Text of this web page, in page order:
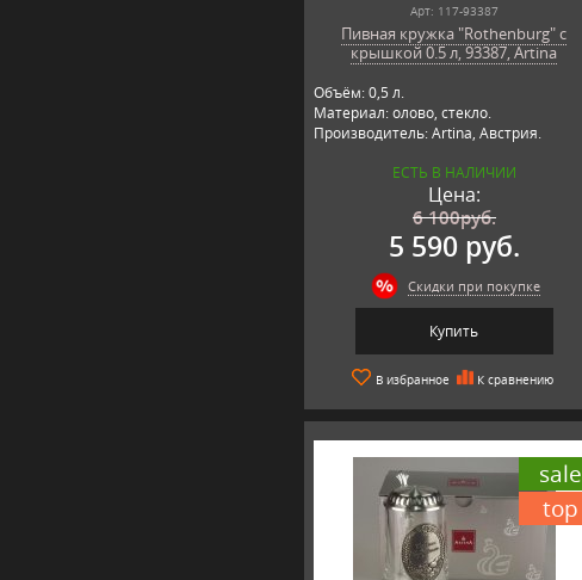
Арт: 117-93387
Пивная кружка "Rothenburg" с
крышкой 0.5 л, 93387, Artina
Объём: 0,5 л.
Материал: олово, стекло.
Производитель: Artina, Австрия.
ЕСТЬ В НАЛИЧИИ
Цена:
6 100руб.
5 590 руб.
Скидки при покупке
Купить
В избранное К сравнению
sale
top